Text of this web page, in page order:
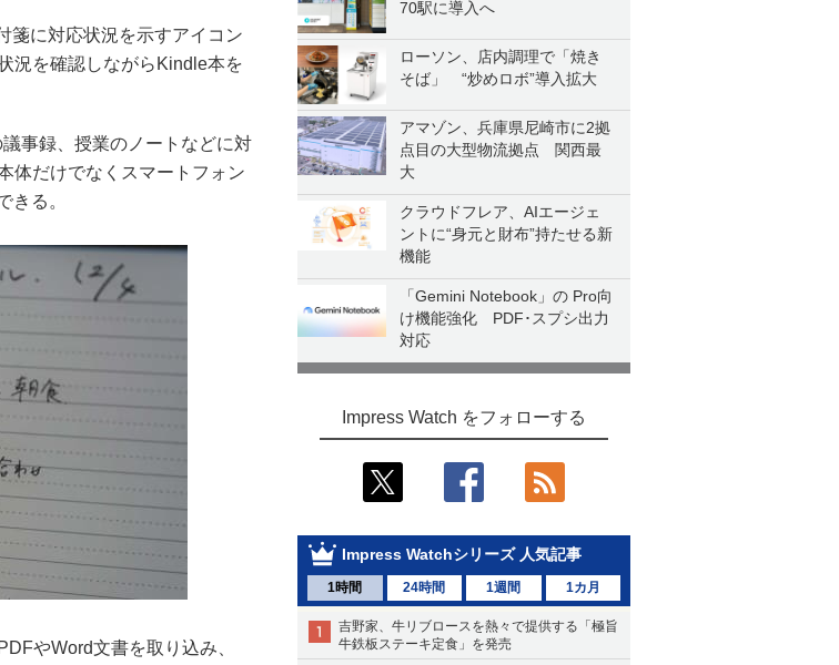
70駅に導入へ
ローソン、店内調理で「焼き
そば」 “炒めロボ”導入拡大
アマゾン、兵庫県尼崎市に2拠
点目の大型物流拠点 関西最
大
クラウドフレア、AIエージェ
ントに“身元と財布”持たせる新
機能
「Gemini Notebook」の Pro向
け機能強化 PDF･スプシ出力
対応
Impress Watch をフォローする
Impress Watchシリーズ 人気記事
1時間 24時間 1週間 1カ月
吉野家、牛リブロースを熱々で提供する「極旨
牛鉄板ステーキ定食」を発売
箋に対応状況を示すアイコン
況を確認しながらKindle本を
事録、授業のノートなどに対
体だけでなくスマートフォン
きる。
やWord文書を取り込み、